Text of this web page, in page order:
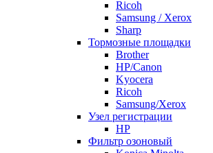
Ricoh
Samsung / Xerox
Sharp
Тормозные площадки
Brother
HP/Canon
Kyocera
Ricoh
Samsung/Xerox
Узел регистрации
HP
Фильтр озоновый